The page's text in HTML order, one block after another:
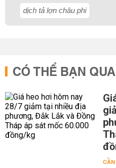
dịch tả lợn châu phi
CÓ THỂ BẠN